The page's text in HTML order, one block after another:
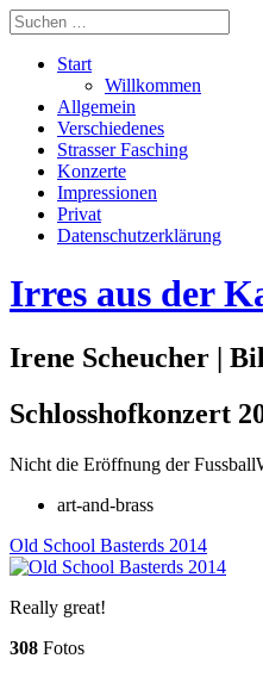
Start
Willkommen
Allgemein
Verschiedenes
Strasser Fasching
Konzerte
Impressionen
Privat
Datenschutzerklärung
Irres aus der
Irene Scheucher |
Schlosshofkonzert
Nicht die Eröffnung der
art-and-brass
Old School Basterds 2014
Really great!
308 Fotos